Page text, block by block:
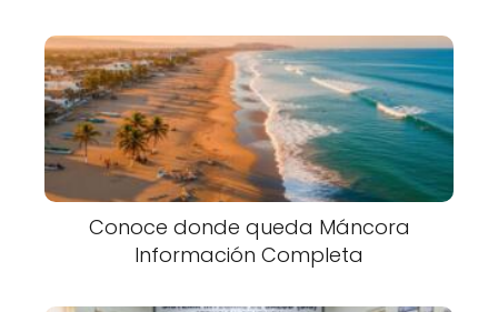
Conoce donde queda Máncora
Información Completa